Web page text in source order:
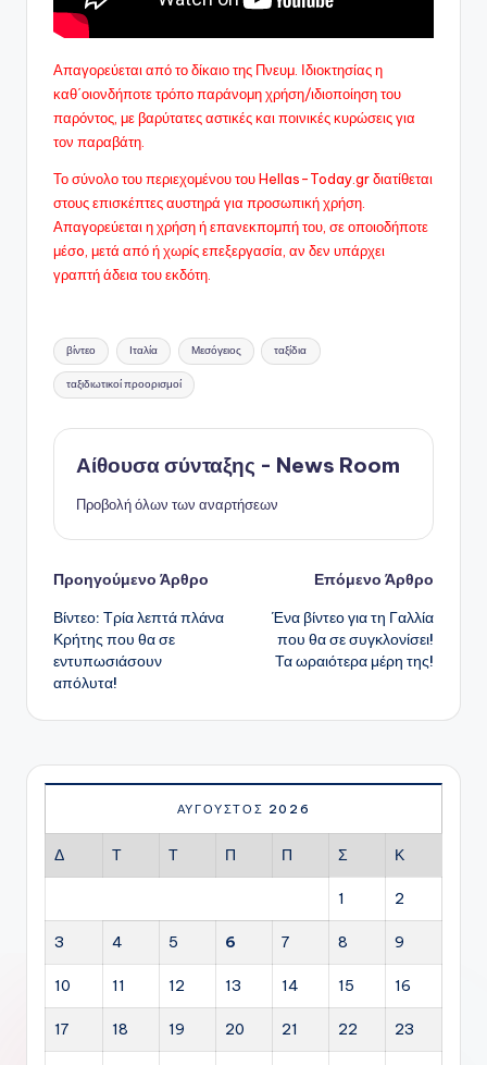
Απαγορεύεται από το δίκαιο της Πνευμ. Ιδιοκτησίας η
καθ΄οιονδήποτε τρόπο παράνομη χρήση/ιδιοποίηση του
παρόντος, με βαρύτατες αστικές και ποινικές κυρώσεις για
τον παραβάτη.
Το σύνολο του περιεχομένου του Hellas-Today.gr διατίθεται
στους επισκέπτες αυστηρά για προσωπική χρήση.
Απαγορεύεται η χρήση ή επανεκπομπή του, σε οποιοδήποτε
μέσo, μετά από ή χωρίς επεξεργασία, αν δεν υπάρχει
γραπτή άδεια του εκδότη.
Ετικέτες:
βίντεο Ιταλία Μεσόγειος ταξίδια
ταξιδιωτικοί προορισμοί
Αίθουσα σύνταξης - News Room
Προβολή όλων των αναρτήσεων
Πλοήγηση
δημοσιεύσεων
Προηγούμενο Άρθρο
Βίντεο: Τρία λεπτά πλάνα
Κρήτης που θα σε
εντυπωσιάσουν
απόλυτα!
Επόμενο Άρθρο
Ένα βίντεο για τη Γαλλία
που θα σε συγκλονίσει!
Τα ωραιότερα μέρη της!
ΑΎΓΟΥΣΤΟΣ 2026
Δ Τ Τ Π Π Σ Κ
1 2
3 4 5 6 7 8 9
10 11 12 13 14 15 16
17 18 19 20 21 22 23